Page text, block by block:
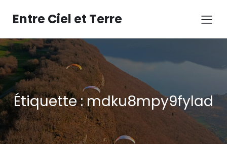
contenuEntre Ciel et Terre
Étiquette :mdku8mpy9fylad